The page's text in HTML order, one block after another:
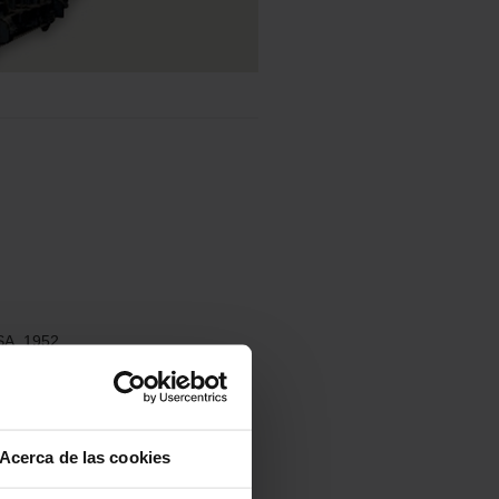
Acerca de las cookies
1952